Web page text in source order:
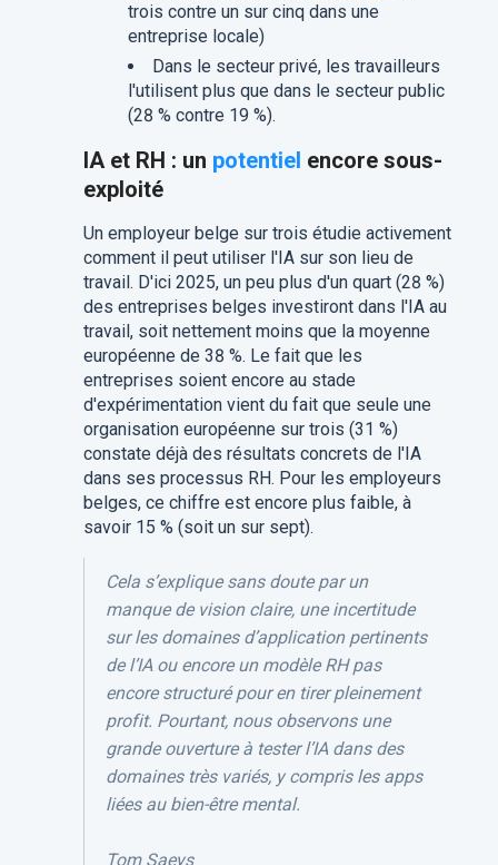
trois contre un sur cinq dans une
entreprise locale)
Dans le secteur privé, les travailleurs
l'utilisent plus que dans le secteur public
(28 % contre 19 %).
IA et RH : un potentiel encore sous-
exploité
Un employeur belge sur trois étudie activement
comment il peut utiliser l'IA sur son lieu de
travail. D'ici 2025, un peu plus d'un quart (28 %)
des entreprises belges investiront dans l'IA au
travail, soit nettement moins que la moyenne
européenne de 38 %. Le fait que les
entreprises soient encore au stade
d'expérimentation vient du fait que seule une
organisation européenne sur trois (31 %)
constate déjà des résultats concrets de l'IA
dans ses processus RH. Pour les employeurs
belges, ce chiffre est encore plus faible, à
savoir 15 % (soit un sur sept).
Cela s’explique sans doute par un
manque de vision claire, une incertitude
sur les domaines d’application pertinents
de l’IA ou encore un modèle RH pas
encore structuré pour en tirer pleinement
profit. Pourtant, nous observons une
grande ouverture à tester l’IA dans des
domaines très variés, y compris les apps
liées au bien-être mental.
Tom Saeys